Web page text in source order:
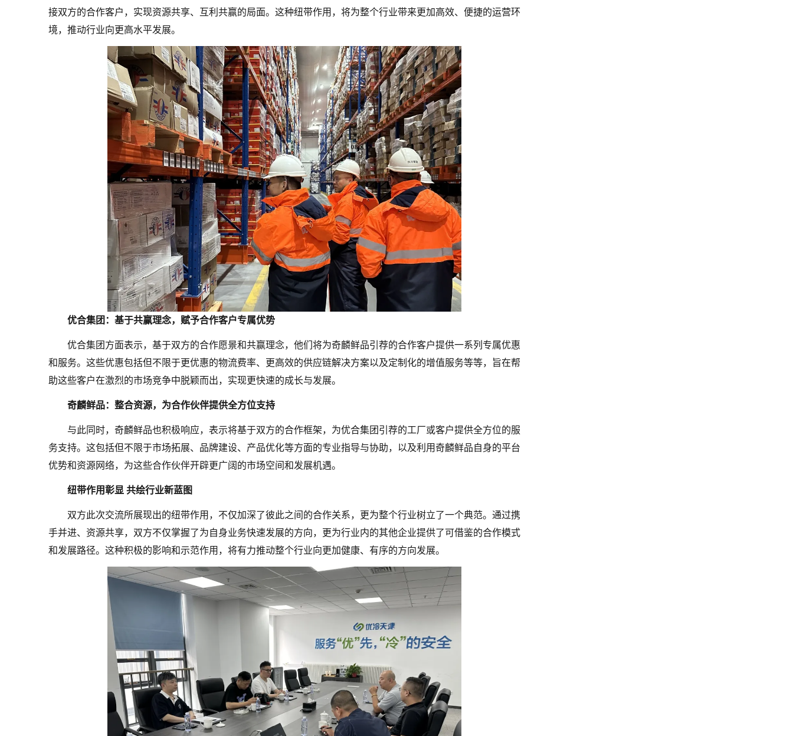
接双方的合作客户，实现资源共享、互利共赢的局面。这种纽带作用，将为整个行业带来更加高效、便捷的运营环
境，推动行业向更高水平发展。
优合集团：基于共赢理念，赋予合作客户专属优势
优合集团方面表示，基于双方的合作愿景和共赢理念，他们将为奇麟鲜品引荐的合作客户提供一系列专属优惠
和服务。这些优惠包括但不限于更优惠的物流费率、更高效的供应链解决方案以及定制化的增值服务等等，旨在帮
助这些客户在激烈的市场竞争中脱颖而出，实现更快速的成长与发展。
奇麟鲜品：整合资源，为合作伙伴提供全方位支持
与此同时，奇麟鲜品也积极响应，表示将基于双方的合作框架，为优合集团引荐的工厂或客户提供全方位的服
务支持。这包括但不限于市场拓展、品牌建设、产品优化等方面的专业指导与协助，以及利用奇麟鲜品自身的平台
优势和资源网络，为这些合作伙伴开辟更广阔的市场空间和发展机遇。
纽带作用彰显 共绘行业新蓝图
双方此次交流所展现出的纽带作用，不仅加深了彼此之间的合作关系，更为整个行业树立了一个典范。通过携
手并进、资源共享，双方不仅掌握了为自身业务快速发展的方向，更为行业内的其他企业提供了可借鉴的合作模式
和发展路径。这种积极的影响和示范作用，将有力推动整个行业向更加健康、有序的方向发展。